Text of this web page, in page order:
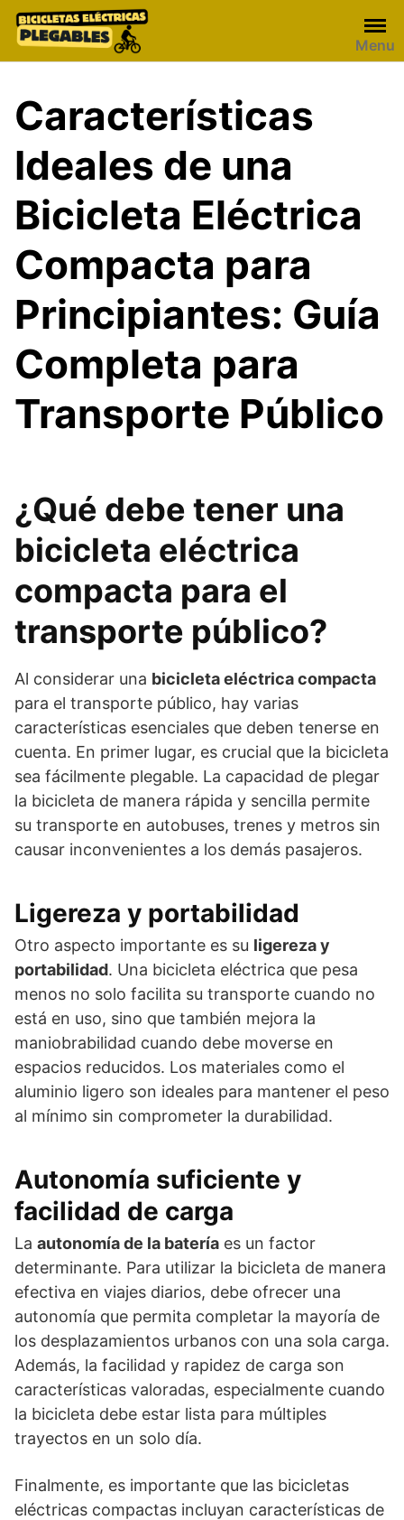
Skip
Menu
Características
Ideales de una
Bicicleta Eléctrica
Compacta para
Principiantes: Guía
Completa para
Transporte Público
¿Qué debe tener una
bicicleta eléctrica
compacta para el
transporte público?
Al considerar una bicicleta eléctrica compacta
para el transporte público, hay varias
características esenciales que deben tenerse en
cuenta. En primer lugar, es crucial que la bicicleta
sea fácilmente plegable. La capacidad de plegar
la bicicleta de manera rápida y sencilla permite
su transporte en autobuses, trenes y metros sin
causar inconvenientes a los demás pasajeros.
Ligereza y portabilidad
Otro aspecto importante es su ligereza y
portabilidad. Una bicicleta eléctrica que pesa
menos no solo facilita su transporte cuando no
está en uso, sino que también mejora la
maniobrabilidad cuando debe moverse en
espacios reducidos. Los materiales como el
aluminio ligero son ideales para mantener el peso
al mínimo sin comprometer la durabilidad.
Autonomía suficiente y
facilidad de carga
La autonomía de la batería es un factor
determinante. Para utilizar la bicicleta de manera
efectiva en viajes diarios, debe ofrecer una
autonomía que permita completar la mayoría de
los desplazamientos urbanos con una sola carga.
Además, la facilidad y rapidez de carga son
características valoradas, especialmente cuando
la bicicleta debe estar lista para múltiples
trayectos en un solo día.
Finalmente, es importante que las bicicletas
eléctricas compactas incluyan características de